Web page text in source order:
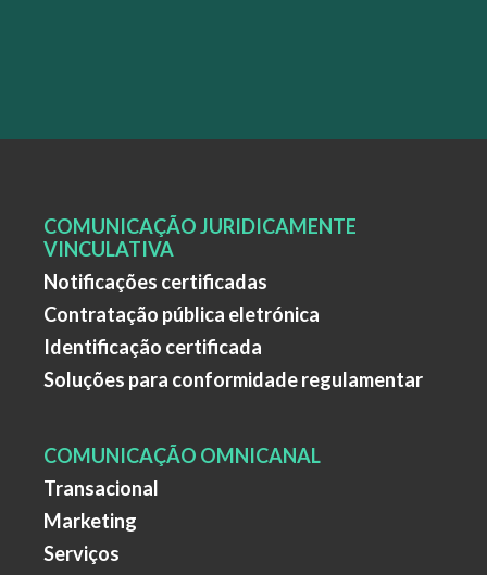
COMUNICAÇÃO JURIDICAMENTE
VINCULATIVA
Notificações certificadas
Contratação pública eletrónica
Identificação certificada
Soluções para conformidade regulamentar
COMUNICAÇÃO OMNICANAL
Transacional
Marketing
Serviços